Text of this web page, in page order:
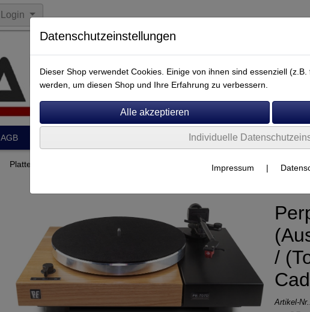
Login
AGB
Plattenspieler
/
Artikel-
Datenschutzeinstellungen
Dieser Shop verwendet Cookies. Einige von ihnen sind essenziell
werden, um diesen Shop und Ihre Erfahrung zu verbessern.
Individuelle
Impressum |